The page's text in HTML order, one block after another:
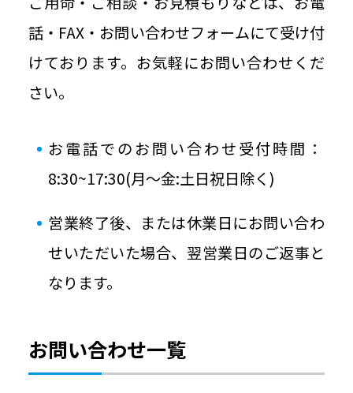
個人情報保護方針
Japan Color認証について
ご利用規約
話・FAX・お問い合わせフォームにて受け付
けております。お気軽にお問い合わせくだ
さい。
お電話でのお問い合わせ受付時間：
8:30~17:30(月～金:土日祝日除く)
営業終了後、または休業日にお問い合わ
せいただいた場合、翌営業日のご返事と
なります。
お問い合わせ一覧